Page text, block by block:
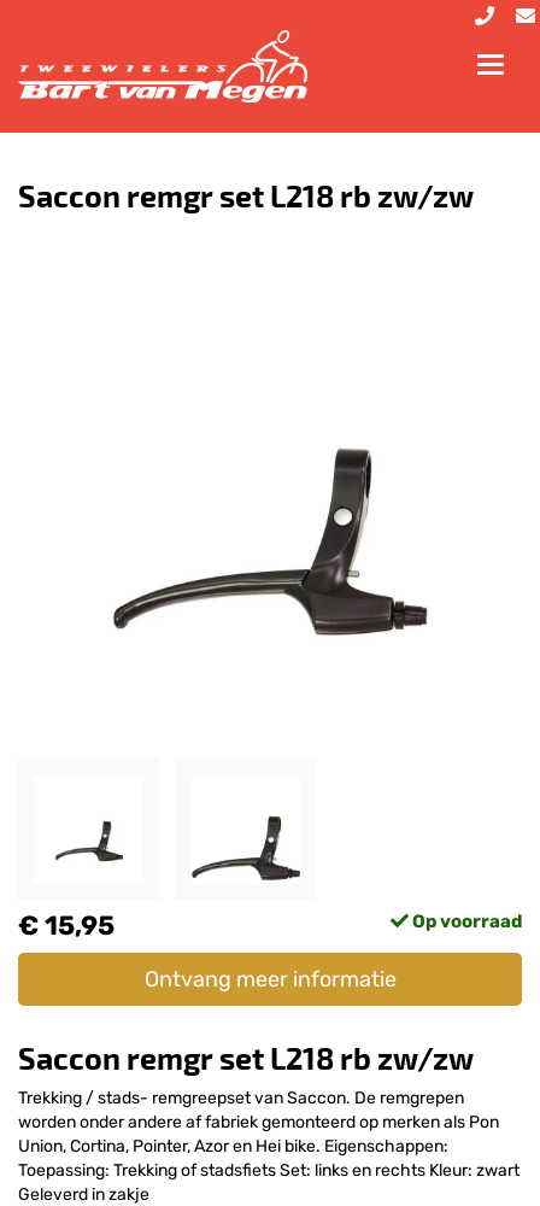
Saccon remgr set L218 rb zw/zw
€ 15,95 Op voorraad
Ontvang meer informatie
Saccon remgr set L218 rb zw/zw
Trekking / stads- remgreepset van Saccon. De remgrepen
worden onder andere af fabriek gemonteerd op merken als Pon
Union, Cortina, Pointer, Azor en Hei bike. Eigenschappen:
Toepassing: Trekking of stadsfiets Set: links en rechts Kleur: zwart
Geleverd in zakje